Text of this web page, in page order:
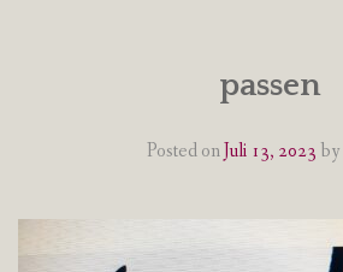
passen
Posted onJuli 13, 2023 by